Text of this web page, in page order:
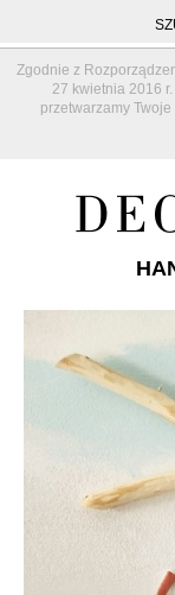
Zgodnie z
27 kwietnia 2016
przetwarzamy